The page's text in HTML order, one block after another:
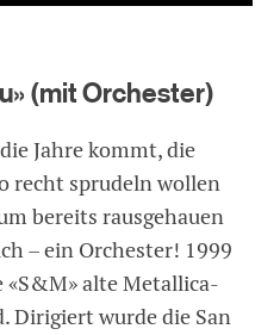
(mit Orchester)
Jahre kommt, die
recht sprudeln wollen
bereits rausgehauen
– ein Orchester! 1999
alte Metallica-
Dirigiert wurde die San